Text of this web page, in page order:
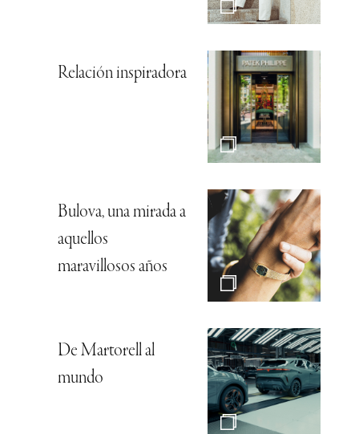
Relación inspiradora
Bulova, una mirada a
aquellos
maravillosos años
De Martorell al
mundo